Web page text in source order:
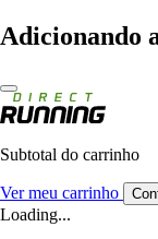
Adicionando
Subtotal do carrinho
Ver meu carrinho
Loading...